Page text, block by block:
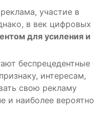
участие в
в век цифровых
для усиления и
беспрецедентные
интересам,
свою рекламу
и наиболее вероятно